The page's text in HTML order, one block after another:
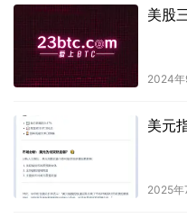
美股
2024年
美元
2025年